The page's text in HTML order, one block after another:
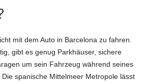
mit dem Auto in Barcelona zu fahren.
gibt es genug Parkhäuser, sichere
um sein Fahrzeug während seines
spanische Mittelmeer Metropole lässt